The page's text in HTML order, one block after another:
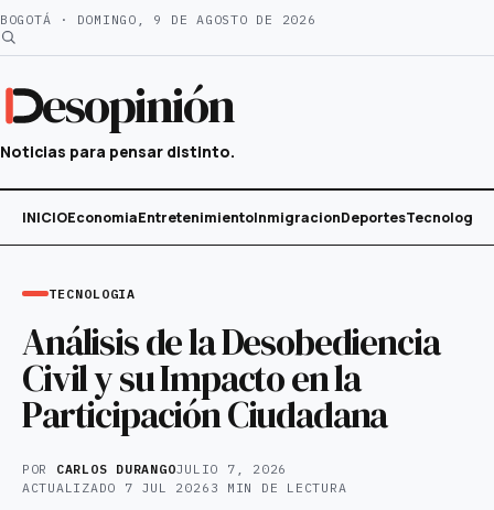
Saltar
al
BOGOTÁ · DOMINGO, 9 DE AGOSTO DE 2026
esopinión
Noticias para pensar distinto.
INICIOEconomiaEntretenimientoInmigracionDeportesTecnología
TECNOLOGIA
Análisis de la Desobediencia
Civil y su Impacto en la
Participación Ciudadana
POR CARLOS DURANGOJULIO 7, 2026
ACTUALIZADO 7 JUL 2026 3 MIN DE LECTURA